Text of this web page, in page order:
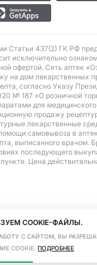
Статьи 437(2) ГК РФ
исключительно
офертой. Сеть аптек
на дом лекарственных
согласно Указу
№ 187 «О розничной
для
продажу
лекарственные
самовывоза в
выписанного врачом.
последующего
Цена
COOKIE-ФАЙЛЫ.
С САЙТОМ, ВЫ
COOKIE. ПОДРОБНЕЕ